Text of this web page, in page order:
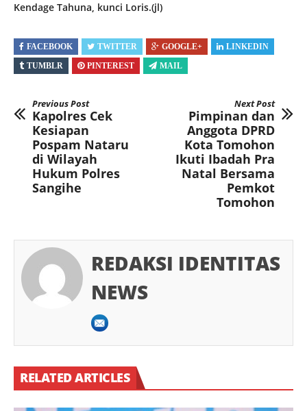
Kendage Tahuna, kunci Loris.(jl)
FACEBOOK TWITTER GOOGLE+
LINKEDIN
TUMBLR
PINTEREST MAIL
Previous Post
Kapolres Cek
Kesiapan
Pospam Nataru
di Wilayah
Hukum Polres
Sangihe
Next Post
Pimpinan dan
Anggota DPRD
Kota Tomohon
Ikuti Ibadah Pra
Natal Bersama
Pemkot
Tomohon
REDAKSI IDENTITAS
NEWS
RELATED ARTICLES